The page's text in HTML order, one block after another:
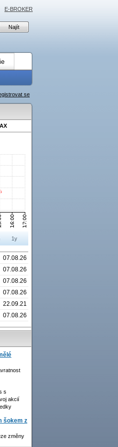
se
1y
07.08.26
07.08.26
07.08.26
07.08.26
22.09.21
07.08.26
s
akcií
šokem z
změny
E-BROKER